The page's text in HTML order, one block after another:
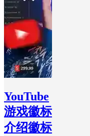
YouTube
游戏徽标
介绍徽标